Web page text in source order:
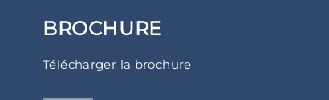
BROCHURE
Télécharger la brochure